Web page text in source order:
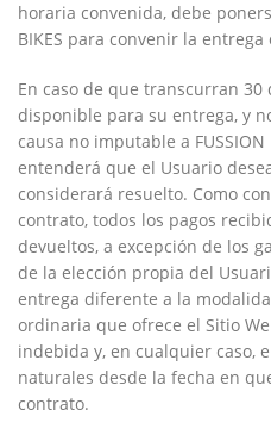
horaria convenida, debe
BIKES para convenir la entrega
En caso de que transcurran
disponible para su entrega, y
causa no imputable a FUSSION
entenderá que el Usuario
considerará resuelto. Como
contrato, todos los pagos
devueltos, a excepción de los
de la elección propia del
entrega diferente a la
ordinaria que ofrece el Sitio
indebida y, en cualquier caso,
naturales desde la fecha en
contrato.